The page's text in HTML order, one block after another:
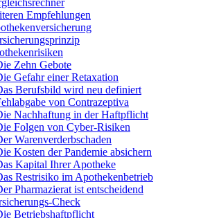
Empfehlungen
Zehn Gebote
Gefahr einer Retaxation
Berufsbild wird neu definiert
von Contrazeptiva
Nachhaftung in der Haftpflicht
Folgen von Cyber-Risiken
Warenverderbschaden
Kosten der Pandemie absichern
Kapital Ihrer Apotheke
Restrisiko im Apothekenbetrieb
Pharmazierat ist entscheidend
Check
Betriebshaftpflicht